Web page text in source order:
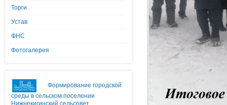
Торги
Устав
ФНС
Фотогалерея
Формирование городской
среды в сельском поселении
Нижнекигинский сельсовет